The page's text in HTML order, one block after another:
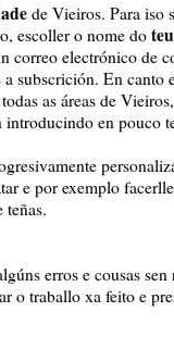
de Vieiros. Para iso
escoller o nome do
correo electrónico de
subscrición. En canto
as áreas de
introducindo en pouco
e por exemplo
teñas.
erros e cousas sen
o traballo xa feito e